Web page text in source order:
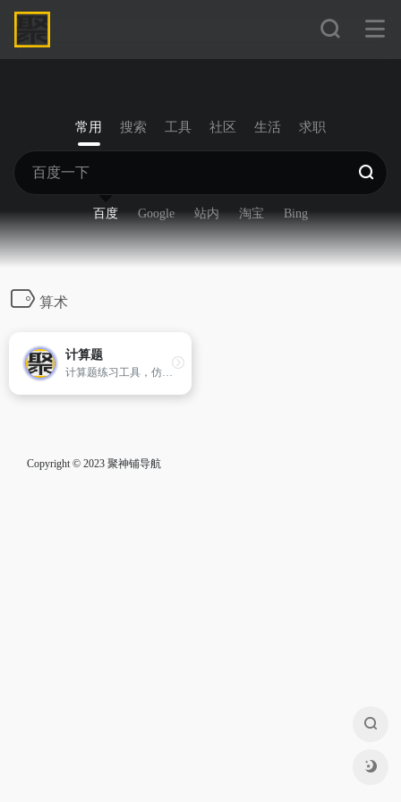
常用 搜索 工具 社区 生活 求职
百度 Google 站内 淘宝 Bing
算术
计算题
计算题练习工具，仿计算器样式进行口算练习，从简单到困难依次为橙、黄、绿、深绿、青、蓝、紫、黑、紫红、粉红、红。
Copyright © 2023 聚神铺导航